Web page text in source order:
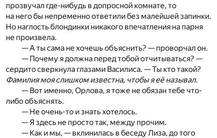
прозвучал где-нибудь в допросной комнате, то
на него бы непременно ответили без малейшей запинки.
Но наглость блондинки никакого впечатления на парня
не произвела.
— А ты сама не хочешь объяснить? — проворчал он.
— Почему я должна перед тобой отчитываться? —
сердито сверкнула глазами Василиса. — Ты кто такой?
Фамилия моя слишком известна, чтобы я её называл.
— Вот именно, Орлова, я тоже не обязан тебе что-
либо объяснять.
— Не очень-то и знать хотелось.
— Я здесь не просто так, между прочим.
— Как и мы, — вклинилась в беседу Лиза, до того